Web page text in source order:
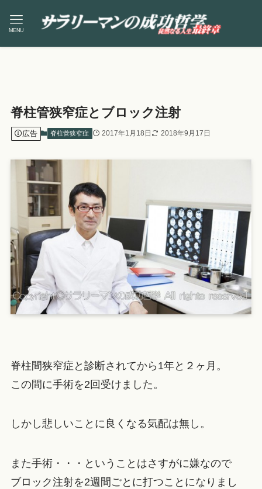
MENU
脊柱管狭窄症とブロック注射
広告 脊柱菅狭窄症 2017年1月18日 2018年9月17日
脊柱間狭窄症と診断されてから1年と２ヶ月。
この間に手術を2回受けました。
しかし悲しいことに良くなる気配は無し。
また手術・・・ということはさすがに嫌なので
ブロック注射を2週間ごとに打つことになりまし